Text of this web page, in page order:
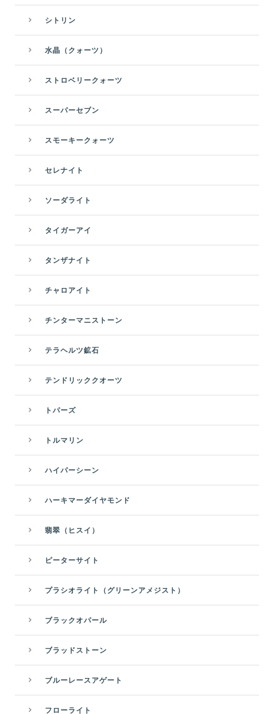
シトリン
水晶（クォーツ）
ストロベリークォーツ
スーパーセブン
スモーキークォーツ
セレナイト
ソーダライト
タイガーアイ
タンザナイト
チャロアイト
チンターマニストーン
テラヘルツ鉱石
テンドリッククオーツ
トパーズ
トルマリン
ハイパーシーン
ハーキマーダイヤモンド
翡翠（ヒスイ）
ピーターサイト
プラシオライト（グリーンアメジスト）
ブラックオパール
ブラッドストーン
ブルーレースアゲート
フローライト